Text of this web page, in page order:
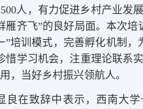
人，有力促进乡村产业发
雁齐飞”的良好局面。本次
”培训模式，完善孵化机制
惜学习机会，注重理论联系
，当好乡村振兴领航人。
良在致辞中表示，西南大